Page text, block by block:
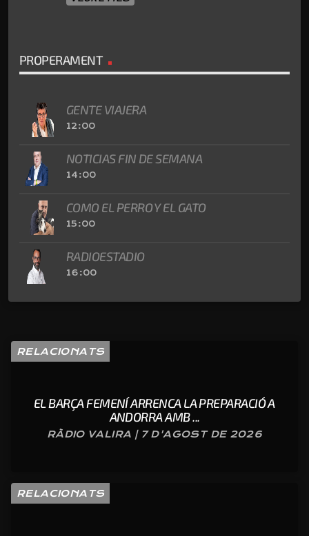
PROPERAMENT
GENTE VIAJERA
12:00
NOTICIAS FIN DE SEMANA
14:00
COMO EL PERRO Y EL GATO
15:00
RADIOESTADIO
16:00
RELACIONATS
EL BARÇA FEMENÍ ARRENCA LA PREPARACIÓ A
ANDORRA AMB ...
RÀDIO VALIRA | 7 D'AGOST DE 2026
RELACIONATS